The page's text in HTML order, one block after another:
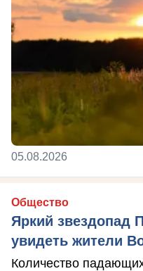
05.08.2026
Общество
Яркий звездопад
увидеть жители
Количество